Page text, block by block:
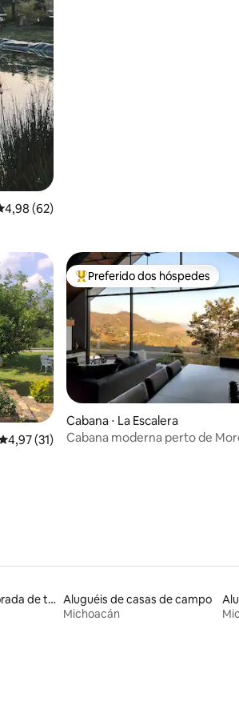
de uma avaliação média de 5, 62
4,98 (62)
de uma avaliação média de 5, 31
4,97 (31)
Entre os melhores preferidos
Preferido dos hóspedes
Cabana ⋅ La Escalera
Cabana moderna perto de
Aluguel por temporada de townhouses Aluguéis de casas de campo
Michoacán